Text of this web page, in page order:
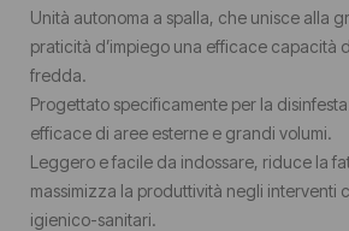
Unità autonoma a spalla, che unisce alla
praticità d’impiego una efficace capacità
fredda.
Progettato specificamente per la
efficace di aree esterne e grandi volumi.
Leggero e facile da indossare, riduce la
massimizza la produttività negli interventi
igienico-sanitari.